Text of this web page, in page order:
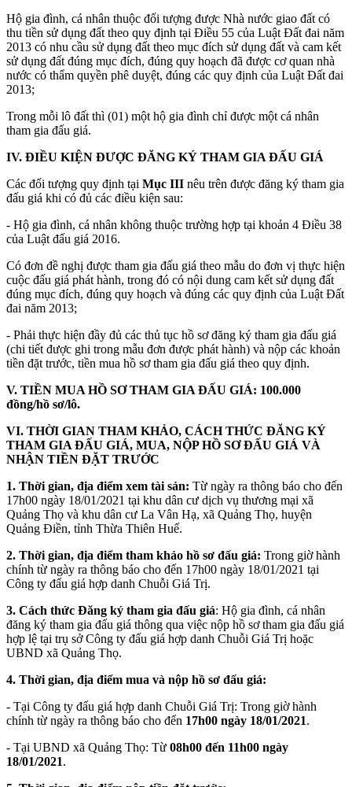
Hộ gia đình, cá nhân thuộc đối tượng được Nhà nước giao đất có
thu tiền sử dụng đất theo quy định tại Điều 55 của Luật Đất đai năm
2013 có nhu cầu sử dụng đất theo mục đích sử dụng đất và cam kết
sử dụng đất đúng mục đích, đúng quy hoạch đã được cơ quan nhà
nước có thẩm quyền phê duyệt, đúng các quy định của Luật Đất đai
2013;
Trong mỗi lô đất thì (01) một hộ gia đình chỉ được một cá nhân
tham gia đấu giá.
IV. ĐIỀU KIỆN ĐƯỢC ĐĂNG KÝ THAM GIA ĐẤU GIÁ
Các đối tượng quy định tại Mục III nêu trên được đăng ký tham gia
đấu giá khi có đủ các điều kiện sau:
- Hộ gia đình, cá nhân không thuộc trường hợp tại khoản 4 Điều 38
của Luật đấu giá 2016.
Có đơn đề nghị được tham gia đấu giá theo mẫu do đơn vị thực hiện
cuộc đấu giá phát hành, trong đó có nội dung cam kết sử dụng đất
đúng mục đích, đúng quy hoạch và đúng các quy định của Luật Đất
đai năm 2013;
- Phải thực hiện đầy đủ các thủ tục hồ sơ đăng ký tham gia đấu giá
(chi tiết được ghi trong mẫu đơn được phát hành) và nộp các khoản
tiền đặt trước, tiền mua hồ sơ tham gia đấu giá theo quy định.
V. TIỀN MUA HỒ SƠ THAM GIA ĐẤU GIÁ: 100.000
đồng/hồ sơ/lô.
VI. THỜI GIAN THAM KHẢO, CÁCH THỨC ĐĂNG KÝ
THAM GIA ĐẤU GIÁ, MUA, NỘP HỒ SƠ ĐẤU GIÁ VÀ
NHẬN TIỀN ĐẶT TRƯỚC
1. Thời gian, địa điểm xem tài sản: Từ ngày ra thông báo cho đến
17h00 ngày 18/01/2021 tại khu dân cư dịch vụ thương mại xã
Quảng Thọ và khu dân cư La Vân Hạ, xã Quảng Thọ, huyện
Quảng Điền, tỉnh Thừa Thiên Huế.
2. Thời gian, địa điểm tham khảo hồ sơ đấu giá: Trong giờ hành
chính từ ngày ra thông báo cho đến 17h00 ngày 18/01/2021 tại
Công ty đấu giá hợp danh Chuỗi Giá Trị.
3. Cách thức Đăng ký tham gia đấu giá: Hộ gia đình, cá nhân
đăng ký tham gia đấu giá thông qua việc nộp hồ sơ tham gia đấu giá
hợp lệ tại trụ sở Công ty đấu giá hợp danh Chuỗi Giá Trị hoặc
UBND xã Quảng Thọ.
4. Thời gian, địa điểm mua và nộp hồ sơ đấu giá:
- Tại Công ty đấu giá hợp danh Chuỗi Giá Trị: Trong giờ hành
chính từ ngày ra thông báo cho đến 17h00 ngày 18/01/2021.
- Tại UBND xã Quảng Thọ: Từ 08h00 đến 11h00 ngày
18/01/2021.